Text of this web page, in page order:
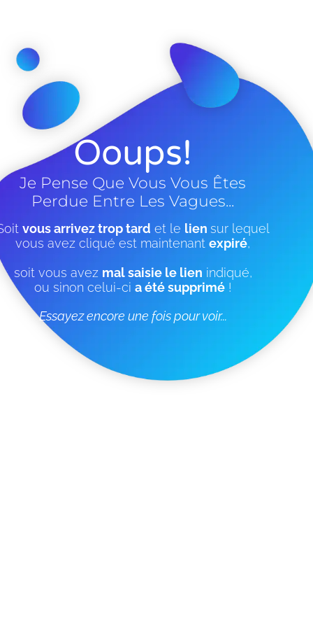
Ooups!
Je Pense Que Vous Vous Êtes
Perdue Entre Les Vagues...
vous arrivez trop tard et le lien sur lequel
vous avez cliqué est maintenant expiré,
soit vous avez mal saisie le lien indiqué,
ou sinon celui-ci a été supprimé !
Essayez encore une fois pour voir...